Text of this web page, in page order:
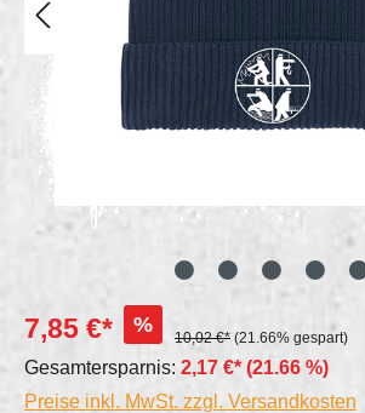
7,85 €* %
10,02 €* (21.66% gespart)
Gesamtersparnis: 2,17 €* (21.66 %)
Preise inkl. MwSt. zzgl. Versandkosten